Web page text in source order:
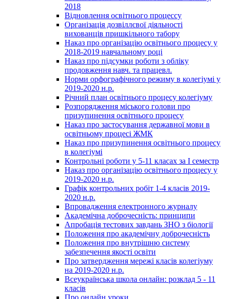
2018
Відновлення освітнього процессу
Організація дозвіллєвої діяльності
вихованців пришкільного табору
Наказ про організацію освітнього процесу у
2018-2019 навчальному році
Наказ про підсумки роботи з обліку
продовження навч. та працевл.
Норми орфографічного режиму в колегіумі у
2019-2020 н.р.
Річний план освітнього процесу колегіуму
Розпорядження міського голови про
призупинення освітнього процесу
Наказ про застосування державної мови в
освітньому процесі ЖМК
Наказ про призупинення освітнього процесу
в колегіумі
Контрольні роботи у 5-11 класах за І семестр
Наказ про організацію освітнього процесу у
2019-2020 н.р.
Графік контрольних робіт 1-4 класів 2019-
2020 н.р.
Впровадження електронного журналу
Академічна доброчесність: принципи
Апробація тестових завдань ЗНО з біології
Положення про академічну доброчесність
Положення про внутрішню систему
забезпечення якості освіти
Про затвердження мережі класів колегіуму
на 2019-2020 н.р.
Всеукраїнська школа онлайн: розклад 5 - 11
класів
Про онлайн уроки